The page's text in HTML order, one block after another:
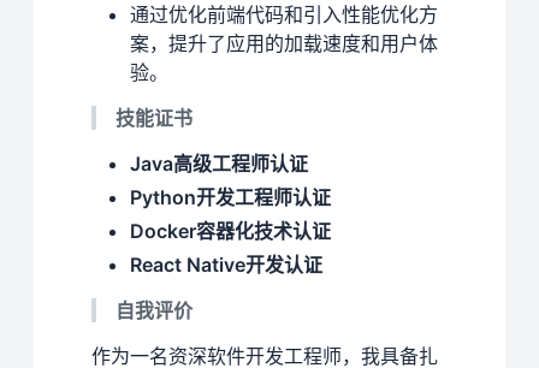
通过优化前端代码和引入性能优化方
案，提升了应用的加载速度和用户体
验。
技能证书
Java高级工程师认证
Python开发工程师认证
Docker容器化技术认证
React Native开发认证
自我评价
作为一名资深软件开发工程师，我具备扎